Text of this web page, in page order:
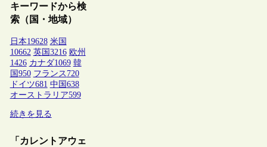
キーワードから検
索（国・地域）
日本19628 米国
10662 英国 3216 欧州
1426 カナダ1069 韓
国 950 フランス 720
ドイツ681 中国 638
オーストラリア599
続きを見る
「カレントアウェ